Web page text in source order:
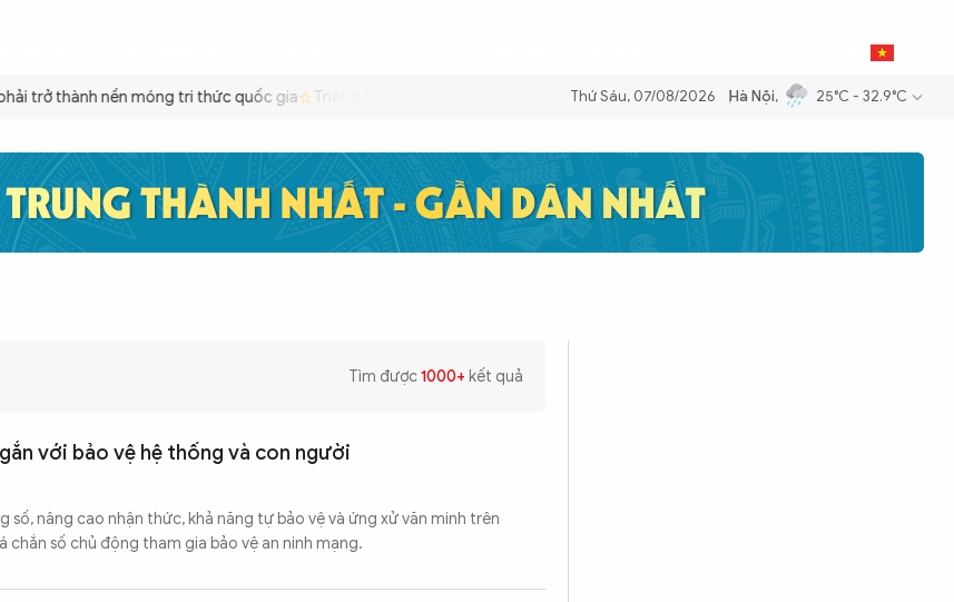
trở thành nền móng tri thức quốc gia Triệt để tiết kiệm xăng dầu để đảm bảo an ninh năng lượng quốc gia Thực hiện Nghị
Thứ Sáu, 07/08/2026 Hà Nội, 25°C - 32.9°C
Tìm được1000+ kết quả
với bảo vệ hệ thống và con người
số, nâng cao nhận thức, khả năng tự bảo vệ và ứng xử văn minh trên
số chủ động tham gia bảo vệ an ninh mạng.